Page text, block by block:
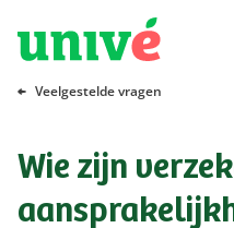
Naar hoofdinhoud
Naar hoofdnavigatie
Naar footer
Veelgestelde vragen
Wie zijn